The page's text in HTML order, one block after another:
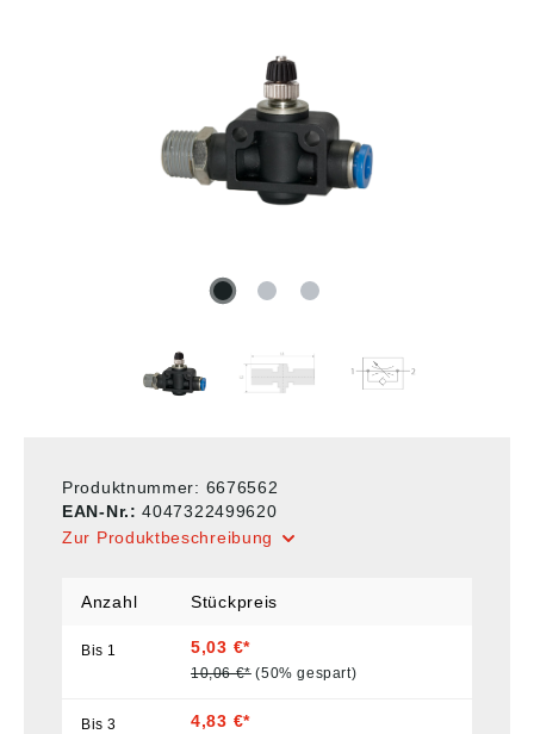
Produktnummer: 6676562
EAN-Nr.:4047322499620
Zur Produktbeschreibung
Anzahl Stückpreis
Bis 1 5,03 €*
10,06 €* (50% gespart)
Bis3 4,83 €*